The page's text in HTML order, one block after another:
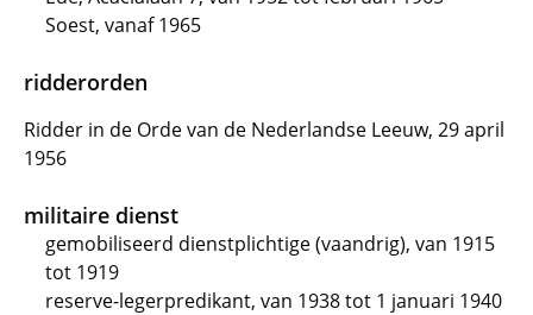
Soest, vanaf 1965
ridderorden
Ridder in de Orde van de Nederlandse Leeuw, 29 april
1956
militaire dienst
gemobiliseerd dienstplichtige (vaandrig), van 1915
tot 1919
reserve-legerpredikant, van 1938 tot 1 januari 1940